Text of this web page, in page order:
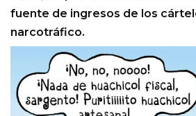
fuente de ingresos de los
narcotráfico.